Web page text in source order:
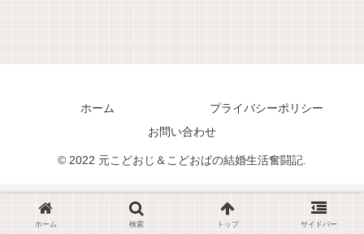
ホーム
プライバシーポリシー
お問い合わせ
© 2022 元こどおじ＆こどおばの結婚生活奮闘記.
ホーム 検索 トップ サイドバー